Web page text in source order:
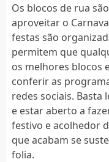
Os blocos de rua
aproveitar o
festas são
permitem que
os melhores blocos
conferir as
redes sociais.
e estar aberto a
festivo e acolhedor
que acabam se
folia.